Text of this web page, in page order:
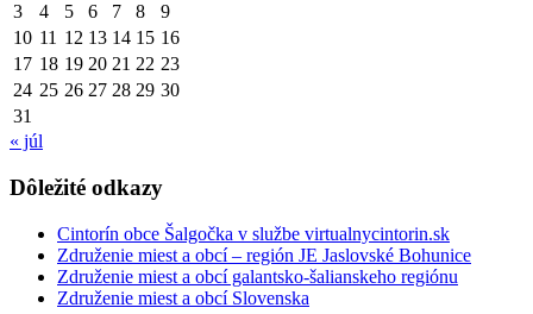
3
4 5 6 7 8
9
10 11 12 13 14 15 16
17 18 19 20 21 22 23
24 25 26 27 28 29 30
31
« júl
Dôležité odkazy
Cintorín obce Šalgočka v službe virtualnycintorin.sk
Združenie miest a obcí – región JE Jaslovské Bohunice
Združenie miest a obcí galantsko-šalianskeho regiónu
Združenie miest a obcí Slovenska